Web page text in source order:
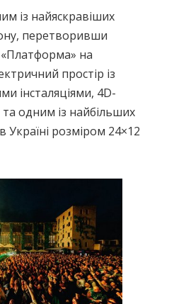
із найяскравіших
перетворивши
на
простір із
інсталяціями, 4D-
одним із найбільших
Україні розміром 24×12